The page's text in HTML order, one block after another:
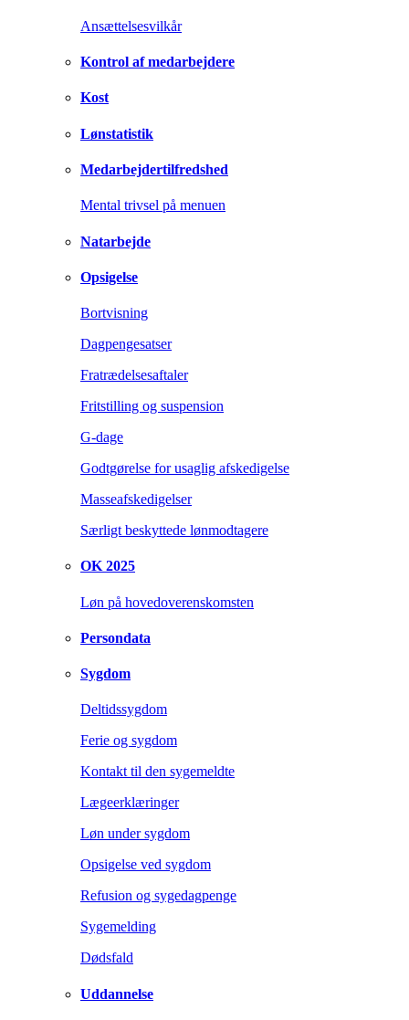
Ansættelsesvilkår
Kontrol af medarbejdere
Kost
Lønstatistik
Medarbejdertilfredshed
Mental trivsel på menuen
Natarbejde
Opsigelse
Bortvisning
Dagpengesatser
Fratrædelsesaftaler
Fritstilling og suspension
G-dage
Godtgørelse for usaglig afskedigelse
Masseafskedigelser
Særligt beskyttede lønmodtagere
OK 2025
Løn på hovedoverenskomsten
Persondata
Sygdom
Deltidssygdom
Ferie og sygdom
Kontakt til den sygemeldte
Lægeerklæringer
Løn under sygdom
Opsigelse ved sygdom
Refusion og sygedagpenge
Sygemelding
Dødsfald
Uddannelse